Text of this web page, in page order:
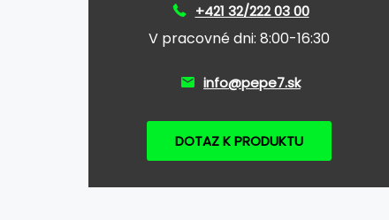
+421 32/222 03 00
V pracovné dni: 8:00-16:30
info@pepe7.sk
DOTAZ K PRODUKTU